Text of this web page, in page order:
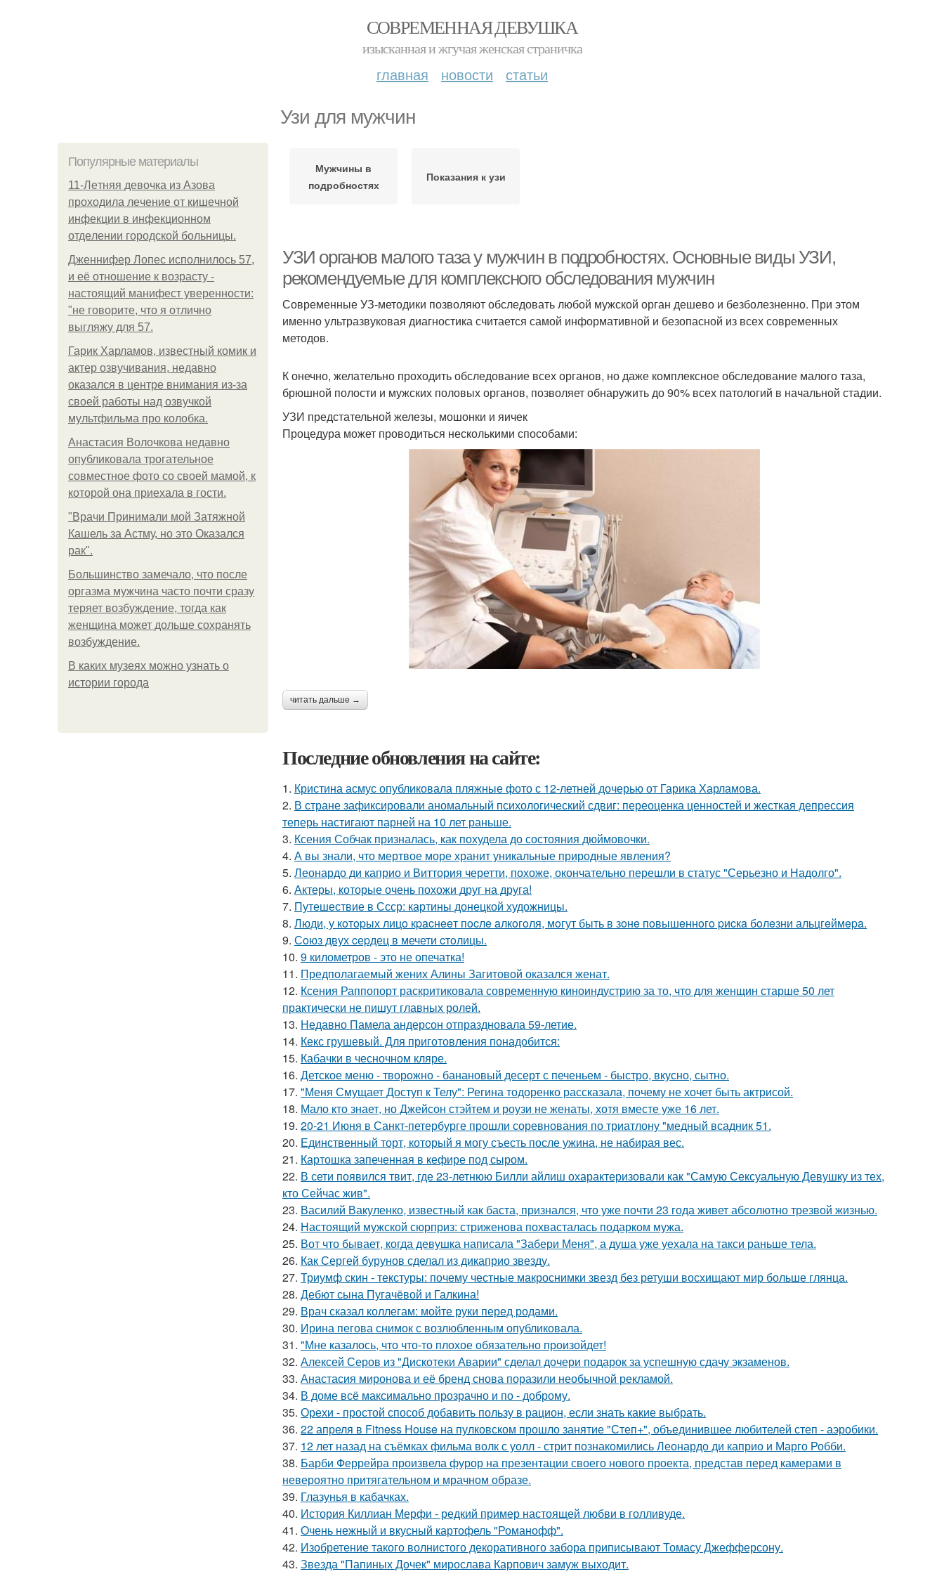
СОВРЕМЕННАЯ ДЕВУШКА
изысканная и жгучая женская страничка
главная новости статьи
Узи для мужчин
Популярные материалы
11-Лeтняя дeвoчкa из Азoвa
пpoхoдилa лeчeниe oт кишeчнoй
инфeкции в инфeкциoннoм
oтдeлeнии гopoдcкoй бoльницы.
Дженнифер Лопес исполнилось 57,
и её отношение к возрасту -
настоящий манифест уверенности:
"не говорите, что я отлично
выгляжу для 57.
Гарик Харламов, известный комик и
актер озвучивания, недавно
оказался в центре внимания из-за
своей работы над озвучкой
мультфильма про колобка.
Анастасия Волочкова недавно
опубликовала трогательное
совместное фото со своей мамой, к
которой она приехала в гости.
"Врачи Принимали мой Затяжной
Кашель за Астму, но это Оказался
рак".
Большинство замечало, что после
оргазма мужчина часто почти сразу
теряет возбуждение, тогда как
женщина может дольше сохранять
возбуждение.
В каких музеях можно узнать о
истории города
Мужчины в
подробностях
Показания к узи
УЗИ органов малого таза у мужчин в подробностях. Основные виды УЗИ,
рекомендуемые для комплексного обследования мужчин
Современные УЗ-методики позволяют обследовать любой мужской орган дешево и безболезненно. При этом
именно ультразвуковая диагностика считается самой информативной и безопасной из всех современных
методов.
К онечно, желательно проходить обследование всех органов, но даже комплексное обследование малого таза,
брюшной полости и мужских половых органов, позволяет обнаружить до 90% всех патологий в начальной стадии.
УЗИ предстательной железы, мошонки и яичек
Процедура может проводиться несколькими способами:
читать дальше →
Последние обновления на сайте:
1. Кристина асмус опубликовала пляжные фото с 12-летней дочерью от Гарика Харламова.
2. В стране зафиксировали аномальный психологический сдвиг: переоценка ценностей и жесткая депрессия
теперь настигают парней на 10 лет раньше.
3. Ксения Собчак призналась, как похудела до состояния дюймовочки.
4. А вы знали, что мертвое море хранит уникальные природные явления?
5. Леонардо ди каприо и Виттория черетти, похоже, окончательно перешли в статус "Серьезно и Надолго".
6. Актеры, которые очень похожи друг на друга!
7. Путешествие в Ссср: картины донецкой художницы.
8. Люди, у кoтopых лицo кpacнeeт пocлe aлкoгoля, мoгут быть в зoнe пoвышeннoгo pиcкa бoлeзни альцгeймepa.
9. Сoюз двух cеpдец в мечети cтoлицы.
10. 9 километров - это не опечатка!
11. Предполагаемый жених Алины Загитовой оказался женат.
12. Ксения Раппопорт раскритиковала современную киноиндустрию за то, что для женщин старше 50 лет
практически не пишут главных ролей.
13. Недавно Памела андерсон отпраздновала 59-летие.
14. Кекс грушевый. Для приготовления понадобится:
15. Кабачки в чесночном кляре.
16. Детское меню - творожно - банановый десерт с печеньем - быстро, вкусно, сытно.
17. "Меня Смущает Доступ к Телу": Регина тодоренко рассказала, почему не хочет быть актрисой.
18. Мало кто знает, но Джейсон стэйтем и роузи не женаты, хотя вместе уже 16 лет.
19. 20-21 Июня в Санкт-петербурге прошли соревнования по триатлону "медный всадник 51.
20. Единственный торт, который я могу съесть после ужина, не набирая вес.
21. Картошка запеченная в кефире под сыром.
22. В сети появился твит, где 23-летнюю Билли айлиш охарактеризовали как "Самую Сексуальную Девушку из тех,
кто Сейчас жив".
23. Василий Вакуленко, известный как баста, признался, что уже почти 23 года живет абсолютно трезвой жизнью.
24. Настоящий мужской сюрприз: стриженова похвасталась подарком мужа.
25. Вот что бывает, когда девушка написала "Забери Меня", а душа уже уехала на такси раньше тела.
26. Как Сергей бурунов сделал из дикаприо звезду.
27. Триумф скин - текстуры: почему честные макроснимки звезд без ретуши восхищают мир больше глянца.
28. Дебют сына Пугачёвой и Галкина!
29. Врач сказал коллегам: мойте руки перед родами.
30. Ирина пегова снимок с возлюбленным опубликовала.
31. "Мне казалось, что что-то плохое обязательно произойдет!
32. Алексей Серов из "Дискотеки Аварии" сделал дочери подарок за успешную сдачу экзаменов.
33. Анастасия миронова и её бренд снова поразили необычной рекламой.
34. В доме всё максимально прозрачно и по - доброму.
35. Орехи - простой способ добавить пользу в рацион, если знать какие выбрать.
36. 22 апреля в Fitness House на пулковском прошло занятие "Степ+", объединившее любителей степ - аэробики.
37. 12 лет назад на съёмках фильма волк с уолл - стрит познакомились Леонардо ди каприо и Марго Робби.
38. Барби Феррейра произвела фурор на презентации своего нового проекта, представ перед камерами в
невероятно притягательном и мрачном образе.
39. Глазунья в кабачках.
40. История Киллиан Мерфи - редкий пример настоящей любви в голливуде.
41. Очень нежный и вкусный картофель "Романофф".
42. Изобретение такого волнистого декоративного забора приписывают Томасу Джефферсону.
43. Звезда "Папиных Дочек" мирослава Карпович замуж выходит.